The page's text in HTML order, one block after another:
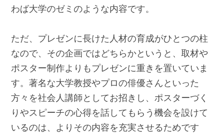
わば大学のゼミのような内容です。
ただ、プレゼンに長けた人材の育成がひとつの柱
なので、その企画ではどちらかというと、取材や
ポスター制作よりもプレゼンに重きを置いていま
す。著名な大学教授やプロの俳優さんといった
方々を社会人講師としてお招きし、ポスターづく
りやスピーチの心得を話してもらう機会を設けて
いるのは、よりその内容を充実させるためです